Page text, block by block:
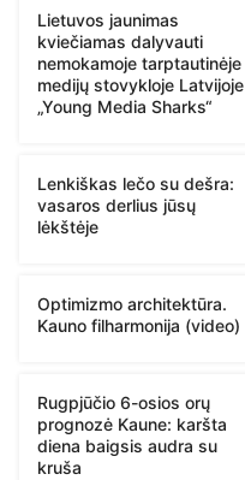
Lietuvos jaunimas
kviečiamas dalyvauti
nemokamoje tarptautinėje
medijų stovykloje Latvijoje
„Young Media Sharks“
Lenkiškas lečo su dešra:
vasaros derlius jūsų
lėkštėje
Optimizmo architektūra.
Kauno filharmonija (video)
Rugpjūčio 6-osios orų
prognozė Kaune: karšta
diena baigsis audra su
kruša